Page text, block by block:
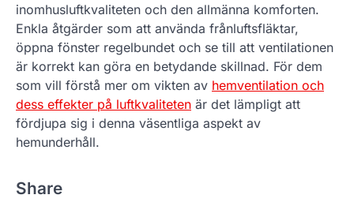
inomhusluftkvaliteten och den allmänna komforten.
Enkla åtgärder som att använda frånluftsfläktar,
öppna fönster regelbundet och se till att ventilationen
är korrekt kan göra en betydande skillnad. För dem
som vill förstå mer om vikten av hemventilation och
dess effekter på luftkvaliteten är det lämpligt att
fördjupa sig i denna väsentliga aspekt av
hemunderhåll.
Share